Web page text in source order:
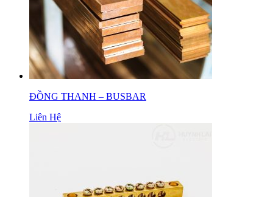
ĐỒNG THANH – BUSBAR
Liên Hệ